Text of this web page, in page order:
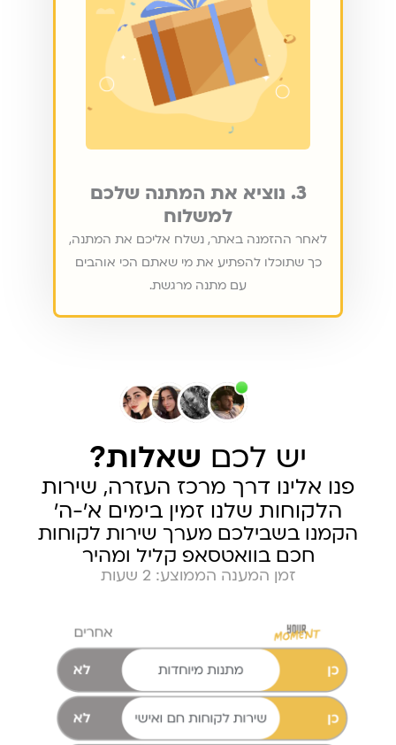
3. נוציא את המתנה שלכם
למשלוח
לאחר ההזמנה באתר, נשלח אליכם את המתנה,
כך שתוכלו להפתיע את מי שאתם הכי אוהבים
עם מתנה מרגשת.
יש לכם שאלות?
פנו אלינו דרך מרכז העזרה, שירות
הלקוחות שלנו זמין בימים א׳-ה׳
הקמנו בשבילכם מערך שירות לקוחות
חכם בוואטסאפ קליל ומהיר
זמן המענה הממוצע: 2 שעות